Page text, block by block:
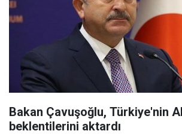
Bakan Çavuşoğlu, Türkiye'nin
beklentilerini aktardı